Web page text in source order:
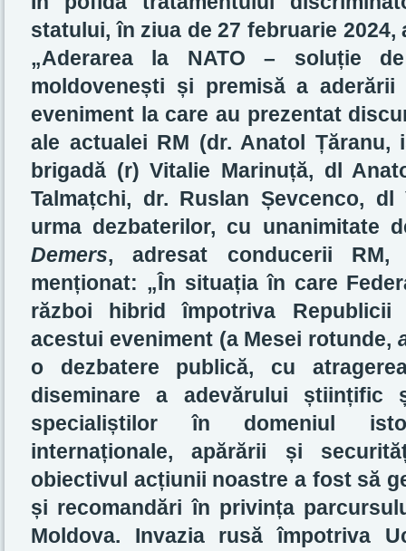
statului, în ziua de 27 februarie
„Aderarea la NATO – soluție
moldovenești și premisă a aderării
eveniment la care au prezentat
ale actualei RM (dr. Anatol Țăranu,
brigadă (r) Vitalie Marinuță, dl
Talmațchi, dr. Ruslan Șevcenco,
urma dezbaterilor, cu unanimitate
Demers, adresat conducerii
menționat: „În situația în care
război hibrid împotriva Republicii
acestui eveniment (a Mesei rotunde,
o dezbatere publică, cu
diseminare a adevărului
specialiștilor în domeniul
internaționale, apărării și
obiectivul acțiunii noastre a fost să
și recomandări în privința
Moldova. Invazia rusă împotriva